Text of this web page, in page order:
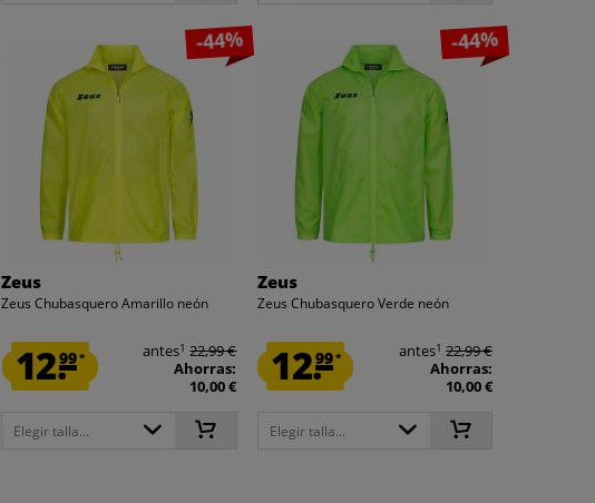
-44%
Zeus
Zeus Chubasquero Amarillo neón
12.99* antes1 22,99 €
Ahorras:
10,00 €
Elegir talla...
-44%
Zeus
Zeus Chubasquero Verde neón
12.99* antes1 22,99 €
Ahorras:
10,00 €
Elegir talla...